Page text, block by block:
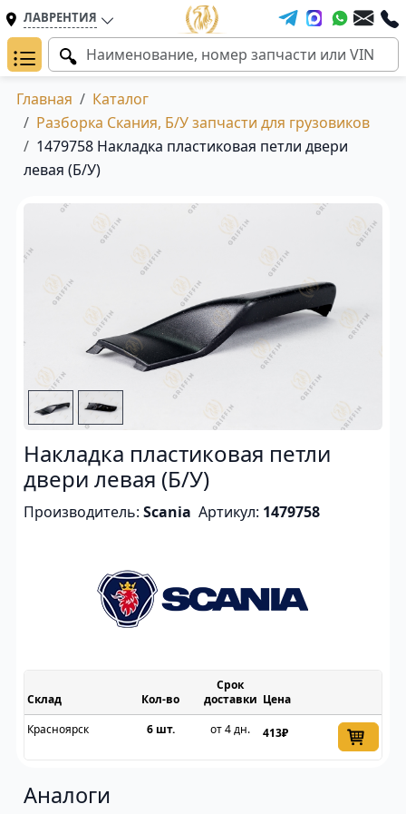
ЛАВРЕНТИЯ
Главная
Каталог
Разборка Скания, Б/У запчасти для грузовиков
1479758 Накладка пластиковая петли двери
левая (Б/У)
Накладка пластиковая петли
двери левая (Б/У)
Производитель: Scania Артикул: 1479758
Склад
Срок
доставки Цена
Красноярск
6 шт. от 4 дн. 413₽
Аналоги